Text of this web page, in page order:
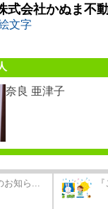
式会社かぬま不
奈良 亜津子
知ら...